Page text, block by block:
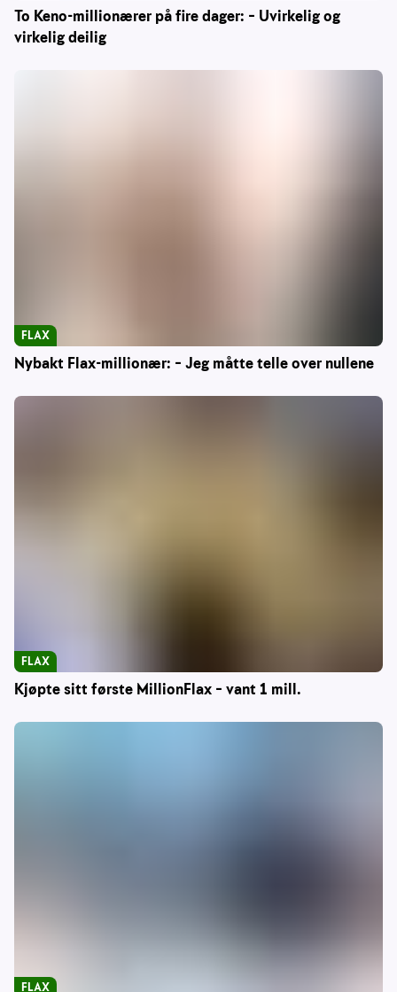
To Keno-millionærer på fire dager: – Uvirkelig og
virkelig deilig
Nybakt Flax-millionær: – Jeg måtte telle over nullene
FLAX
Kjøpte sitt første MillionFlax – vant 1 mill.
FLAX
FLAX